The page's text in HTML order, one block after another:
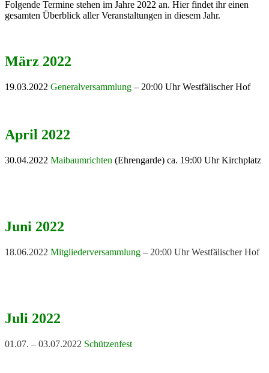
Folgende Termine stehen im Jahre 2022 an. Hier findet ihr einen
gesamten Überblick aller Veranstaltungen in diesem Jahr.
März 2022
19.03.2022 Generalversammlung – 20:00 Uhr Westfälischer Hof
April 2022
30.04.2022 Maibaumrichten (Ehrengarde) ca. 19:00 Uhr Kirchplatz
Juni 2022
18.06.2022 Mitgliederversammlung – 20:00 Uhr Westfälischer Hof
Juli 2022
01.07. – 03.07.2022 Schützenfest